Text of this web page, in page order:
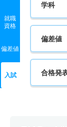
就職
資格
偏差値
入試
学科
偏差値
合格発